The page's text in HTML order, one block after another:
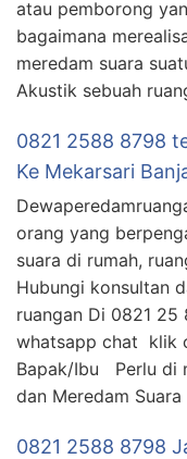
atau pemborong
bagaimana
meredam suara
Akustik sebuah
0821 2588 8798
Ke Mekarsari
orang yang
suara di rumah,
Hubungi konsultan
ruangan Di 0821
whatsapp chat klik
Bapak/Ibu Perlu di
dan Meredam
0821 2588 8798